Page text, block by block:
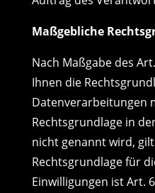
Maßgebliche
Nach Maßgabe des
Ihnen die
Datenverarbeitungen
Rechtsgrundlage in
nicht genannt wird,
Rechtsgrundlage für
Einwilligungen ist Art.